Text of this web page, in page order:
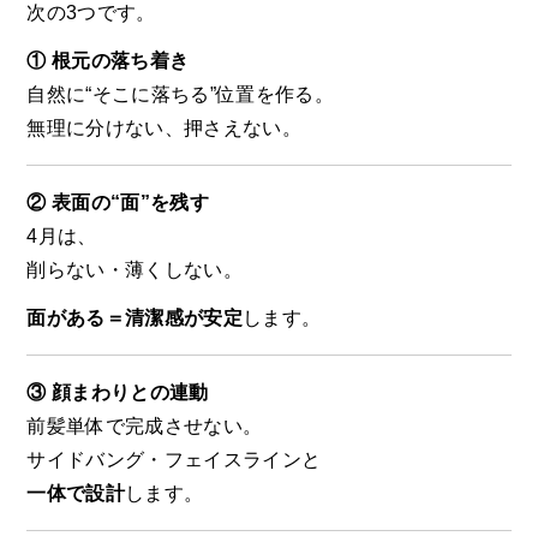
次の3つです。
① 根元の落ち着き
自然に“そこに落ちる”位置を作る。
無理に分けない、押さえない。
② 表面の“面”を残す
4月は、
削らない・薄くしない。
面がある＝清潔感が安定 します。
③ 顔まわりとの連動
前髪単体で完成させない。
サイドバング・フェイスラインと
一体で設計します。